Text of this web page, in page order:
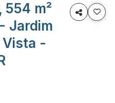
554 m²
Jardim
Vista -
